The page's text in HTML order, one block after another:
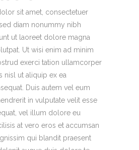
sit amet, consectetuer
diam nonummy nibh
ut laoreet dolore magna
Ut wisi enim ad minim
exerci tation ullamcorper
nisl ut aliquip ex ea
Duis autem vel eum
in vulputate velit esse
vel illum dolore eu
at vero eros et accumsan
qui blandit praesent